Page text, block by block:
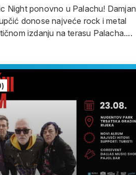
Night ponovno u Palachu! Damjan
donose najveće rock i metal
izdanju na terasu Palacha....